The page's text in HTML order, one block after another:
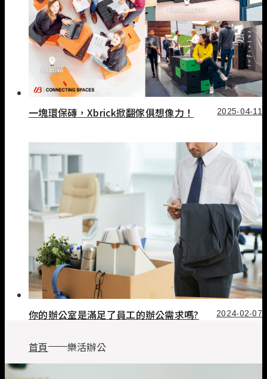
一塊環保磚，Xbrick掀翻傢俱想像力！ 2025-04-11
你的辦公室是滿足了員工的辦公需求嗎? 2024-02-07
首頁 樂活辦公